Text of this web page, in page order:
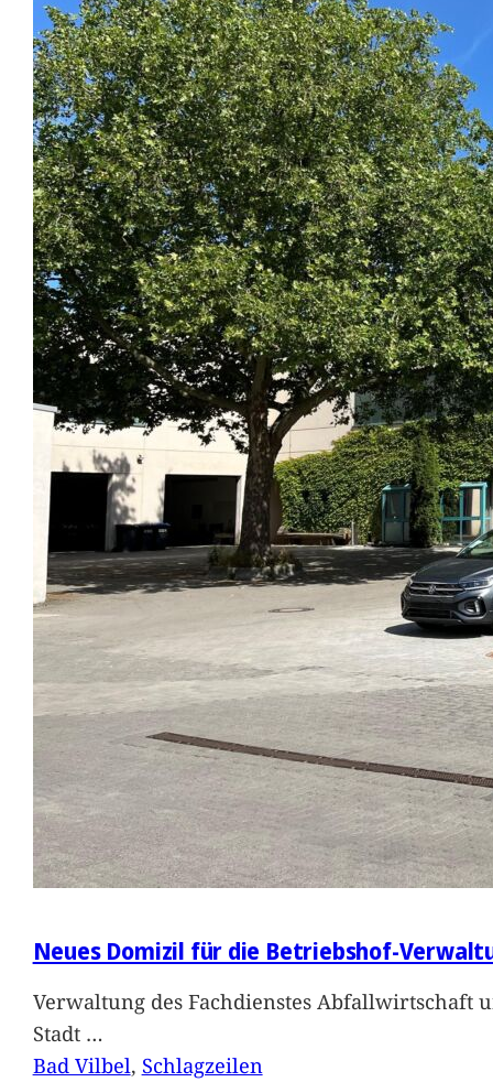
Neues Domizil für die Betriebshof-
Verwaltung des Fachdienstes Abfallwirtschaft
Stadt …
Bad Vilbel, Schlagzeilen